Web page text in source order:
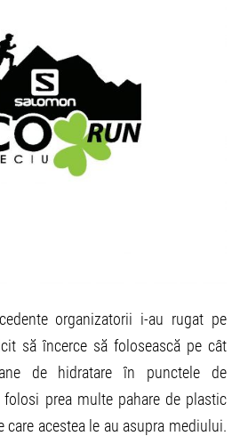
organizatorii i-au rugat pe
să încerce să folosească pe cât
de hidratare în punctele de
prea multe pahare de plastic
acestea le au asupra mediului.